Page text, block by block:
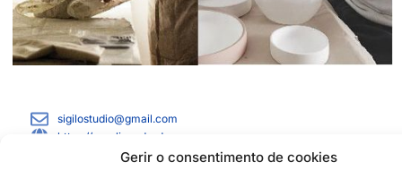
Gerir o consentimento de cookies
sigilostudio@gmail.com
https://carolinandrade.com